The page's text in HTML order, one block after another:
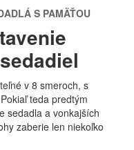
S PAMÄŤOU
v 8 smeroch, s
teda predtým
sedadla a vonkajších
zaberie len niekoľko